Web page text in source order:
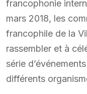
francophonie
mars 2018, les
francophile de la
rassembler et à
série
différents